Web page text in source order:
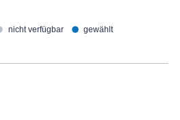
nicht verfügbar gewählt